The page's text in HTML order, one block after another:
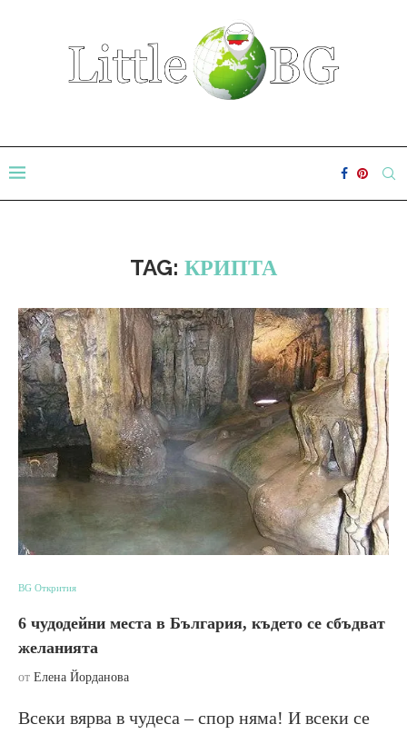
TAG: КРИПТА
BG Открития
6 чудодейни места в България, където се сбъдват
желанията
от Елена Йорданова
Всеки вярва в чудеса – спор няма! И всеки се